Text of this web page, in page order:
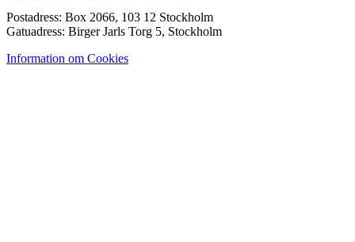
Postadress: Box 2066, 103 12 Stockholm
Gatuadress: Birger Jarls Torg 5, Stockholm
Information om Cookies